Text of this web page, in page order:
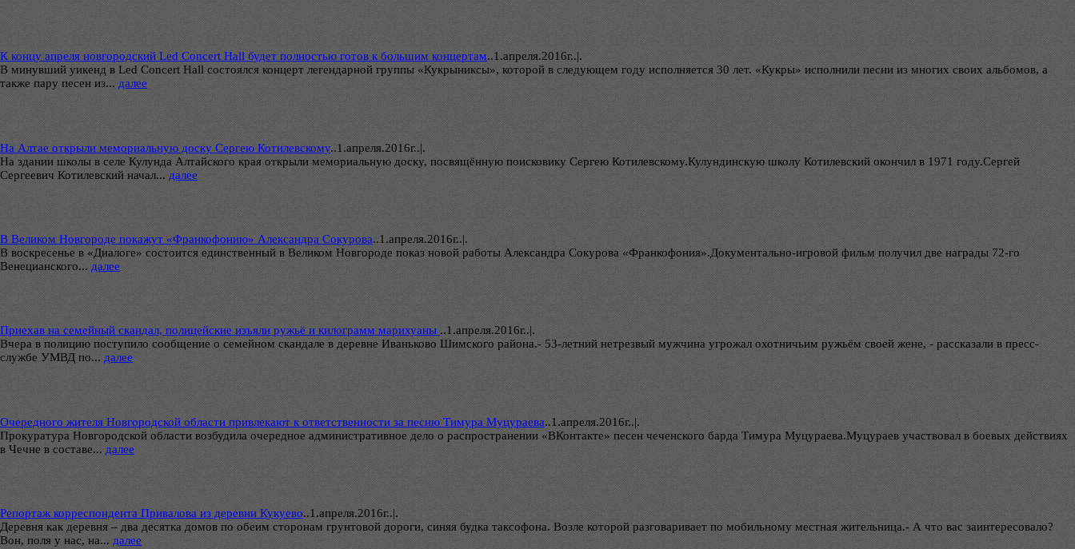
К концу апреля новгородский Led Concert Hall будет полностью готов к большим концертам..1.апреля.2016г..|.
В минувший уикенд в Led Concert Hall состоялся концерт легендарной группы «Кукрыниксы», которой в следующем году исполняется 30 лет. «Кукры» исполнили песни из многих своих альбомов, а
также пару песен из... далее
На Алтае открыли мемориальную доску Сергею Котилевскому..1.апреля.2016г..|.
На здании школы в селе Кулунда Алтайского края открыли мемориальную доску, посвящённую поисковику Сергею Котилевскому.Кулундинскую школу Котилевский окончил в 1971 году.Сергей
Сергеевич Котилевский начал... далее
В Великом Новгороде покажут «Франкофонию» Александра Сокурова..1.апреля.2016г..|.
В воскресенье в «Диалоге» состоится единственный в Великом Новгороде показ новой работы Александра Сокурова «Франкофония».Документально-игровой фильм получил две награды 72-го
Венецианского... далее
Приехав на семейный скандал, полицейские изъяли ружьё и килограмм марихуаны ..1.апреля.2016г..|.
Вчера в полицию поступило сообщение о семейном скандале в деревне Иваньково Шимского района.- 53-летний нетрезвый мужчина угрожал охотничьим ружьём своей жене, - рассказали в пресс-
службе УМВД по... далее
Очередного жителя Новгородской области привлекают к ответственности за песню Тимура Муцураева..1.апреля.2016г..|.
Прокуратура Новгородской области возбудила очередное административное дело о распространении «ВКонтакте» песен чеченского барда Тимура Муцураева.Муцураев участвовал в боевых действиях
в Чечне в составе... далее
Репортаж корреспондента Привалова из деревни Кукуево..1.апреля.2016г..|.
Деревня как деревня – два десятка домов по обеим сторонам грунтовой дороги, синяя будка таксофона. Возле которой разговаривает по мобильному местная жительница.- А что вас заинтересовало?
Вон, поля у нас, на... далее